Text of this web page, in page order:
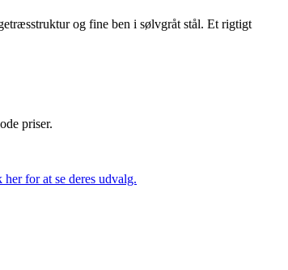
og fine ben i sølvgråt stål. Et rigtigt
priser.
for at se deres udvalg.